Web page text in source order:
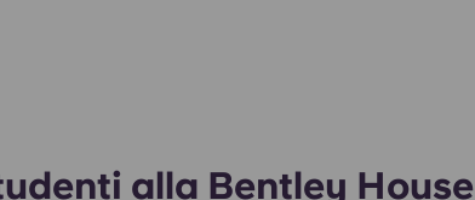
alla Bentley House